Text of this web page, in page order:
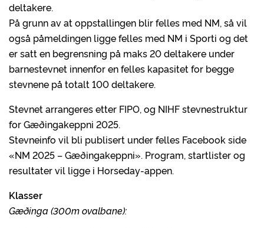
deltakere.
På grunn av at oppstallingen blir felles med NM, så vil
også påmeldingen ligge felles med NM i Sporti og det
er satt en begrensning på maks 20 deltakere under
barnestevnet innenfor en felles kapasitet for begge
stevnene på totalt 100 deltakere.
Stevnet arrangeres etter FIPO, og NIHF stevnestruktur
for Gæðingakeppni 2025.
Stevneinfo vil bli publisert under felles Facebook side
«NM 2025 – Gæðingakeppni». Program, startlister og
resultater vil ligge i Horseday-appen.
Klasser
Gæðinga (300m ovalbane):